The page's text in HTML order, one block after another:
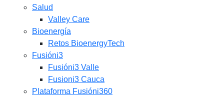
Salud
Valley Care
Bioenergía
Retos BioenergyTech
Fusióni3
Fusióni3 Valle
Fusioni3 Cauca
Plataforma Fusióni360